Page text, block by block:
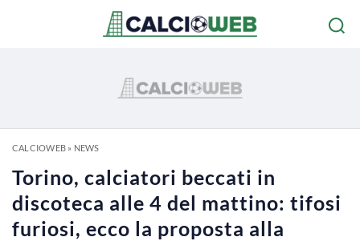
CALCIOWEB» NEWS
Torino, calciatori beccati in
discoteca alle 4 del mattino: tifosi
furiosi, ecco la proposta alla